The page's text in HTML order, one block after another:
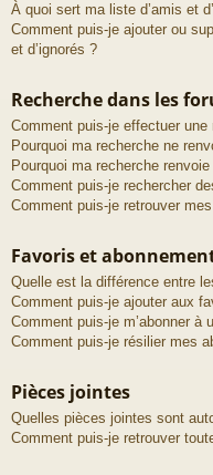
À quoi sert ma liste d’amis et
Comment puis-je ajouter ou
et d’ignorés ?
Recherche dans les
Comment puis-je effectuer
Pourquoi ma recherche ne
Pourquoi ma recherche
Comment puis-je rechercher
Comment puis-je retrouver
Favoris et
Quelle est la différence entre
Comment puis-je ajouter aux
Comment puis-je m’abonner à
Comment puis-je résilier mes
Pièces jointes
Quelles pièces jointes sont
Comment puis-je retrouver